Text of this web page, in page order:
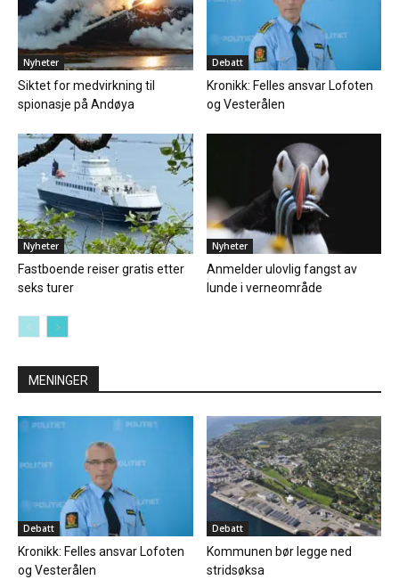
Nyheter
Siktet for medvirkning til
spionasje på Andøya
Debatt
Kronikk: Felles ansvar Lofoten
og Vesterålen
Nyheter
Fastboende reiser gratis etter
seks turer
Nyheter
Anmelder ulovlig fangst av
lunde i verneområde
MENINGER
Debatt
Kronikk: Felles ansvar Lofoten
og Vesterålen
Debatt
Kommunen bør legge ned
stridsøksa